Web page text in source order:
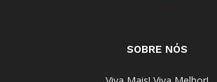
SOBRE NÓS